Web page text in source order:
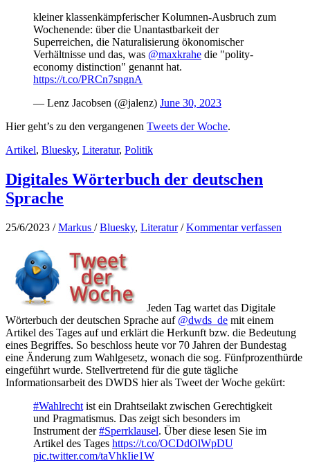
kleiner klassenkämpferischer Kolumnen-Ausbruch zum
Wochenende: über die Unantastbarkeit der
Superreichen, die Naturalisierung ökonomischer
Verhältnisse und das, was @maxkrahe die "polity-
economy distinction" genannt hat.
https://t.co/PRCn7sngnA
— Lenz Jacobsen (@jalenz) June 30, 2023
Hier geht’s zu den vergangenen Tweets der Woche.
Artikel, Bluesky, Literatur, Politik
Digitales Wörterbuch der deutschen
Sprache
25/6/2023 /Markus /Bluesky, Literatur/Kommentar verfassen
Jeden Tag wartet das Digitale
Wörterbuch der deutschen Sprache auf @dwds_de mit einem
Artikel des Tages auf und erklärt die Herkunft bzw. die Bedeutung
eines Begriffes. So beschloss heute vor 70 Jahren der Bundestag
eine Änderung zum Wahlgesetz, wonach die sog. Fünfprozenthürde
eingeführt wurde. Stellvertretend für die gute tägliche
Informationsarbeit des DWDS hier als Tweet der Woche gekürt:
#Wahlrecht ist ein Drahtseilakt zwischen Gerechtigkeit
und Pragmatismus. Das zeigt sich besonders im
Instrument der#Sperrklausel. Über diese lesen Sie im
Artikel des Tages https://t.co/OCDdOlWpDU
pic.twitter.com/taVhkIie1W